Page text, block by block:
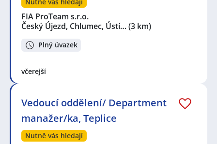
FIA ProTeam s.r.o.
Český Újezd, Chlumec, Ústí… (3 km)
Plný úvazek
včerejší
Vedoucí oddělení/ Department
manažer/ka, Teplice
Nutně vás hledají